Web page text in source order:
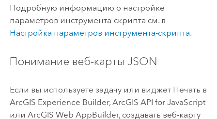
Подробную информацию о настройке
параметров инструмента-скрипта см. в
Настройка параметров инструмента-скрипта.
Понимание веб-карты JSON
Если вы используете задачу или виджет Печать в
ArcGIS Experience Builder, ArcGIS API for JavaScript
или ArcGIS Web AppBuilder, создавать веб-карту